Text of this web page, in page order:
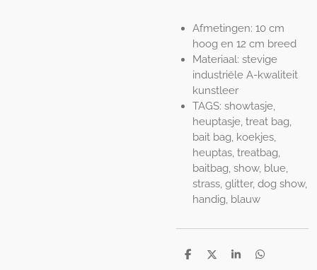
Afmetingen: 10 cm
hoog en 12 cm breed
Materiaal: stevige
industriële A-kwaliteit
kunstleer
TAGS: showtasje,
heuptasje, treat bag,
bait bag, koekjes,
heuptas, treatbag,
baitbag, show, blue,
strass, glitter, dog show,
handig, blauw
S
S
S
S